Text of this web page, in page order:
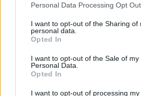
Personal Data Processing Opt
I want to opt-out of the Sharing of
personal data.
Opted In
I want to opt-out of the Sale of my
Personal Data.
Opted In
I want to opt-out of processing my